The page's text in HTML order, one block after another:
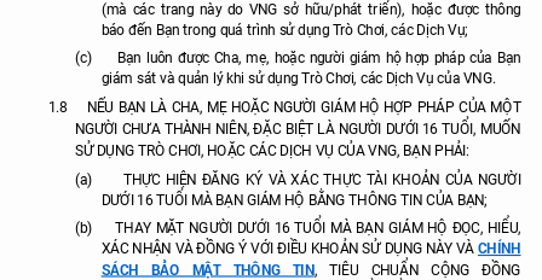
(mà các trang này do VNG sở hữu/phát triển), hoặc được thông
báo đến Bạn trong quá trình sử dụng Trò Chơi, các Dịch Vụ;
(c)
Bạn luôn được Cha, mẹ, hoặc người giám hộ hợp pháp của Bạn
giám sát và quản lý khi sử dụng Trò Chơi, các Dịch Vụ của VNG.
1.8
NẾU BẠN LÀ CHA, MẸ HOẶC NGƯỜI GIÁM HỘ HỢP PHÁP CỦA MỘT
NGƯỜI CHƯA THÀNH NIÊN, ĐẶC BIỆT LÀ NGƯỜI DƯỚI 16 TUỔI, MUỐN
SỬ DỤNG TRÒ CHƠI, HOẶC CÁC DỊCH VỤ CỦA VNG, BẠN PHẢI:
(a)
THỰC HIỆN ĐĂNG KÝ VÀ XÁC THỰC TÀI KHOẢN CỦA NGƯỜI
DƯỚI 16 TUỔI MÀ BẠN GIÁM HỘ BẰNG THÔNG TIN CỦA BẠN;
(b)
THAY MẶT NGƯỜI DƯỚI 16 TUỔI MÀ BẠN GIÁM HỘ ĐỌC, HIỂU,
XÁC NHẬN VÀ ĐỒNG Ý VỚI ĐIỀU KHOẢN SỬ DỤNG NÀY VÀ CHÍNH
SÁCH BẢO MẬT THÔNG TIN, TIÊU CHUẨN CỘNG ĐỒNG